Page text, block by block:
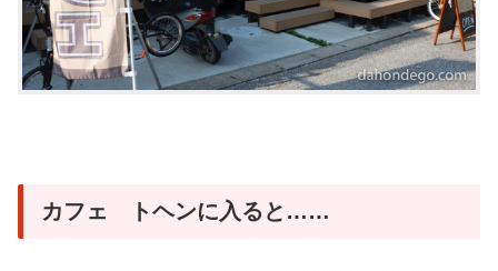
カフェ トヘンに入ると……